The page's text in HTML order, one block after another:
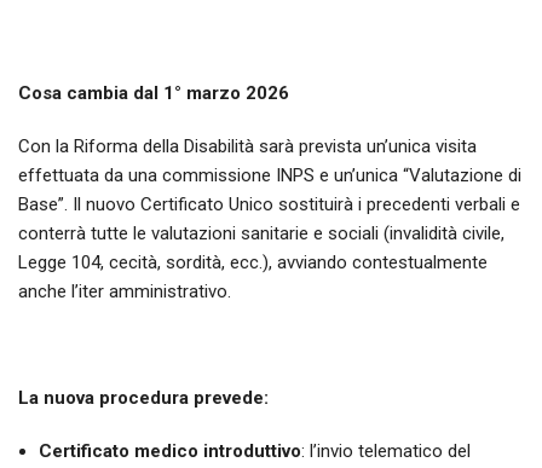
Cosa cambia dal 1° marzo 2026
Con la Riforma della Disabilità sarà prevista un’unica visita
effettuata da una commissione INPS e un’unica “Valutazione di
Base”. Il nuovo Certificato Unico sostituirà i precedenti verbali e
conterrà tutte le valutazioni sanitarie e sociali (invalidità civile,
Legge 104, cecità, sordità, ecc.), avviando contestualmente
anche l’iter amministrativo.
La nuova procedura prevede:
Certificato medico introduttivo: l’invio telematico del